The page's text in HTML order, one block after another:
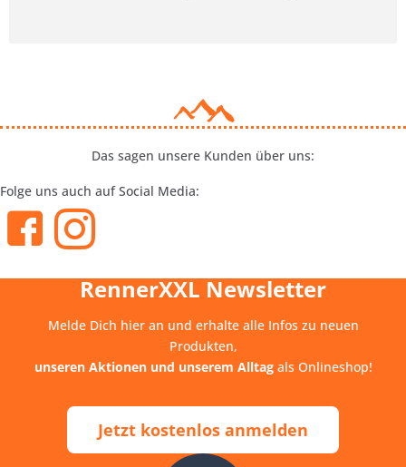
Das sagen unsere Kunden über uns:
Folge uns auch auf Social Media:
RennerXXL Newsletter
Melde Dich hier an und erhalte alle Infos zu neuen
Produkten,
unseren Aktionen und unserem Alltagals Onlineshop!
Jetzt kostenlos anmelden